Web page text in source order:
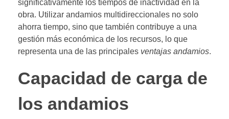
significativamente los tiempos de inactividad en la
obra. Utilizar andamios multidireccionales no solo
ahorra tiempo, sino que también contribuye a una
gestión más económica de los recursos, lo que
representa una de las principales ventajas andamios.
Capacidad de carga de
los andamios